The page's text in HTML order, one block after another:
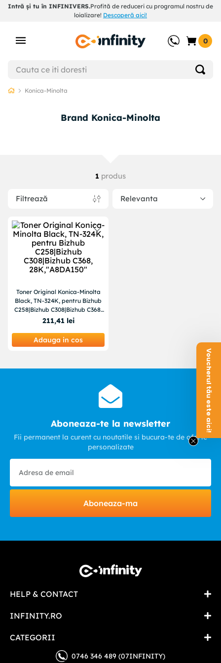
Intră și tu în INFINIVERS.Profită de reduceri cu programul nostru de
loializare! Descoperă aici!
0
Konica-Minolta
Brand Konica-Minolta
1 produs
Filtrează Relevanta
Toner Original Konica-Minolta
Black, TN-324K, pentru Bizhub
C258|Bizhub C308|Bizhub C368,
28K,"A8DA150"
211,41 lei
Adauga in cos
Aboneaza-te la newsletter
Fii permanent la curent cu noutatile si bucura-te de oferte
personalizate
Aboneaza-ma
HELP & CONTACT
INFINITY.RO
CATEGORII
0746 346 489 (07INFINITY)
Voucherul tău este aici!